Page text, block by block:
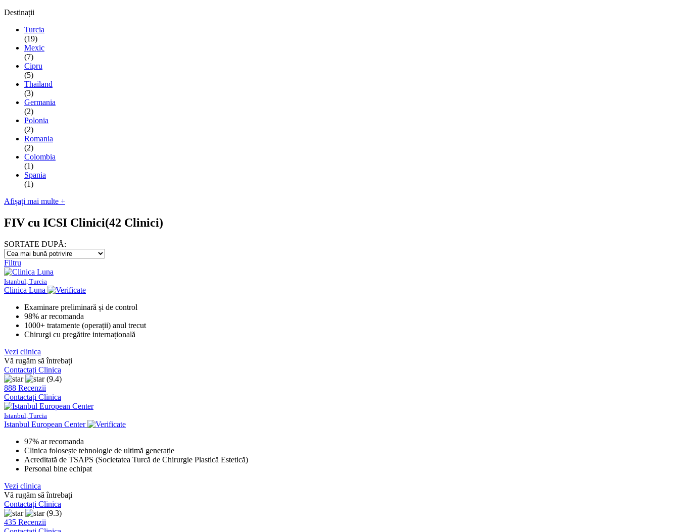
Destinații
Turcia
(19)
Mexic
(7)
Cipru
(5)
Thailand
(3)
Germania
(2)
Polonia
(2)
Romania
(2)
Colombia
(1)
Spania
(1)
Afișați mai multe +
FIV cu ICSI Clinici(42 Clinici)
SORTATE DUPĂ:
Filtru
Istanbul, Turcia
Clinica Luna
Examinare preliminară și de control
98% ar recomanda
1000+ tratamente (operații) anul trecut
Chirurgi cu pregătire internațională
Vezi clinica
Vă rugăm să întrebați
Contactați Clinica
(9.4)
888 Recenzii
Contactați Clinica
Istanbul, Turcia
Istanbul European Center
97% ar recomanda
Clinica folosește tehnologie de ultimă generație
Acreditată de TSAPS (Societatea Turcă de Chirurgie Plastică Estetică)
Personal bine echipat
Vezi clinica
Vă rugăm să întrebați
Contactați Clinica
(9.3)
435 Recenzii